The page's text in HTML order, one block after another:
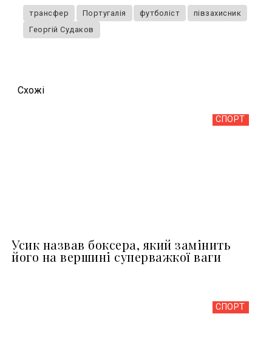
трансфер Португалія футболіст
півзахисник
Георгій Судаков
Схожi
СПОРТ
Усик назвав боксера, який замінить
його на вершині суперважкої ваги
СПОРТ